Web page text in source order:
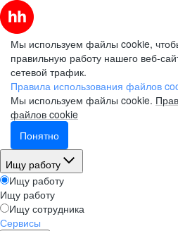
Мы используем файлы cookie,
правильную работу нашего веб-
сетевой трафик.
Правила использования файлов
Мы используем файлы cookie.
файлов cookie
Понятно
Ищу работу
Ищу работу
Ищу работу
Ищу сотрудника
Сервисы